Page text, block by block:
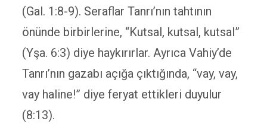
(Gal. 1:8-9). Seraflar Tanrı’nın tahtının
önünde birbirlerine, “Kutsal, kutsal, kutsal”
(Yşa. 6:3) diye haykırırlar. Ayrıca Vahiy’de
Tanrı’nın gazabı açığa çıktığında, “vay, vay,
vay haline!” diye feryat ettikleri duyulur
(8:13).